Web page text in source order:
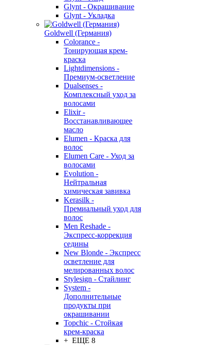
Glynt - Окрашивание
Glynt - Укладка
Goldwell (Германия)
Colorance -
Тонирующая крем-
краска
Lightdimensions -
Премиум-осветление
Dualsenses -
Комплексный уход за
волосами
Elixir -
Восстанавливающее
масло
Elumen - Краска для
волос
Elumen Care - Уход за
волосами
Evolution -
Нейтральная
химическая завивка
Kerasilk -
Премиальный уход для
волос
Men Reshade -
Экспресс-коррекция
седины
New Blonde - Экспресс
осветление для
мелированных волос
Stylesign - Стайлинг
System -
Дополнительные
продукты при
окрашивании
Topchic - Стойкая
крем-краска
+ ЕЩЕ 8